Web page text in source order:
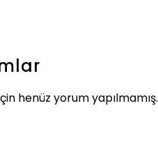
henüz yorum yapılmamış.